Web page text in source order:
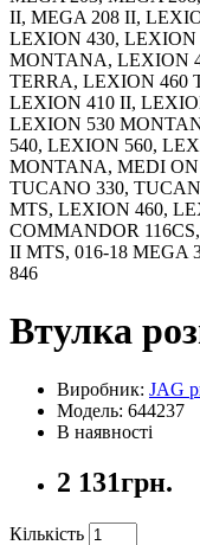
II, MEGA 208 II,
LEXION 430,
MONTANA, LEXION
TERRA, LEXION 460
LEXION 410 II,
LEXION 530
540, LEXION 560,
MONTANA, MEDI ON
TUCANO 330,
MTS, LEXION 460,
COMMANDOR
II MTS, 016-18 MEGA
846
Втулка
Виробник: JAG
Модель: 644237
В наявності
2 131грн.
Кількість